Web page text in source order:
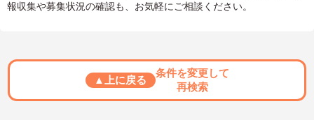
報収集や募集状況の確認も、お気軽にご相談ください。
▲上に戻る
条件を変更して
再検索